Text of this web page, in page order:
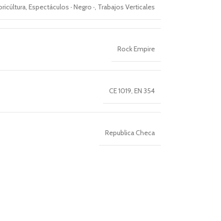
, Espectáculos · Negro ·, Trabajos Verticales
Rock Empire
CE 1019, EN 354
Republica Checa